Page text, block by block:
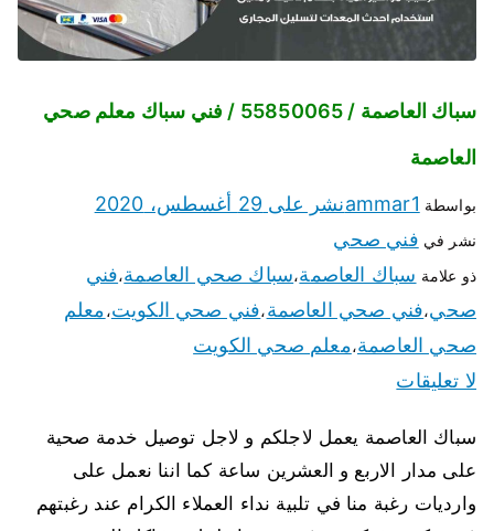
سباك العاصمة / 55850065 / فني سباك معلم صحي
العاصمة
بواسطة ammar1نشر على 29 أغسطس، 2020
نشر في فني صحي
ذو علامة سباك العاصمة،سباك صحي العاصمة،فني
صحي،فني صحي العاصمة،فني صحي الكويت،معلم
صحي العاصمة،معلم صحي الكويت
لا تعليقات
سباك العاصمة يعمل لاجلكم و لاجل توصيل خدمة صحية
على مدار الاربع و العشرين ساعة كما اننا نعمل على
وارديات رغبة منا في تلبية نداء العملاء الكرام عند رغبتهم